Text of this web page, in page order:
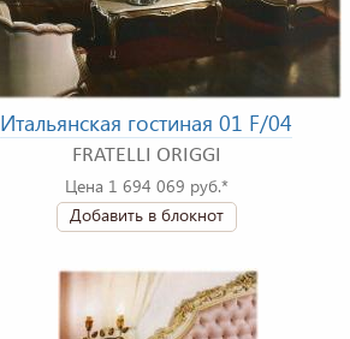
Итальянская гостиная 01 F/04
FRATELLI ORIGGI
Цена 1 694 069 руб.*
Добавить в блокнот